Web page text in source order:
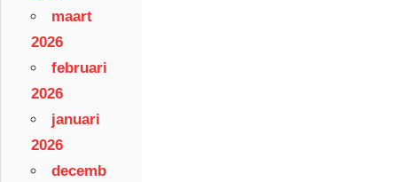
maart
2026
februari
2026
januari
2026
decemb